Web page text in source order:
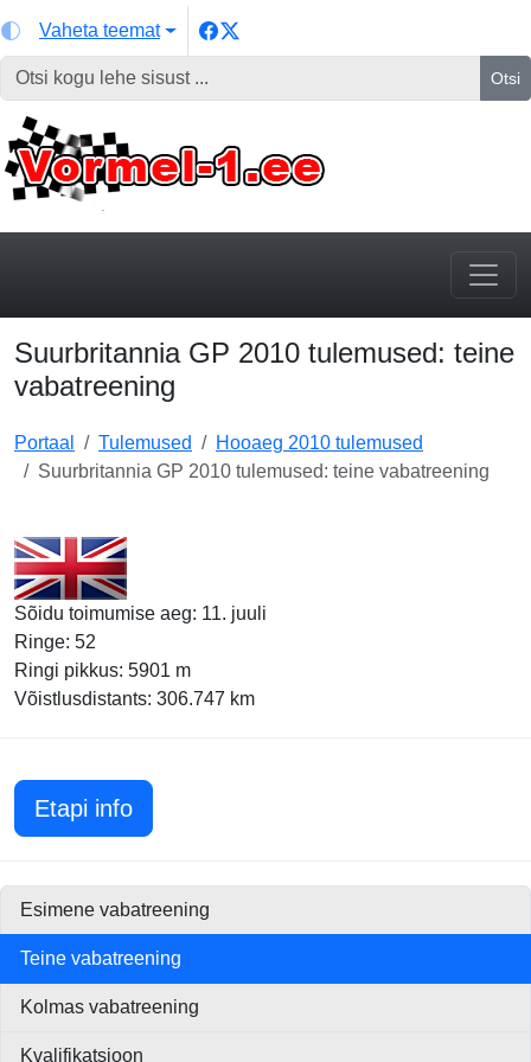
Vaheta teemat
Otsi
Suurbritannia GP 2010 tulemused: teine
vabatreening
Portaal Tulemused
Hooaeg 2010 tulemused
Suurbritannia GP 2010 tulemused: teine vabatreening
Sõidu toimumise aeg: 11. juuli
Ringe: 52
Ringi pikkus: 5901 m
Võistlusdistants: 306.747 km
Etapi infoSuurbritannia GP 2010
Esimene vabatreening
Teine vabatreening
Kolmas vabatreening
Kvalifikatsioon